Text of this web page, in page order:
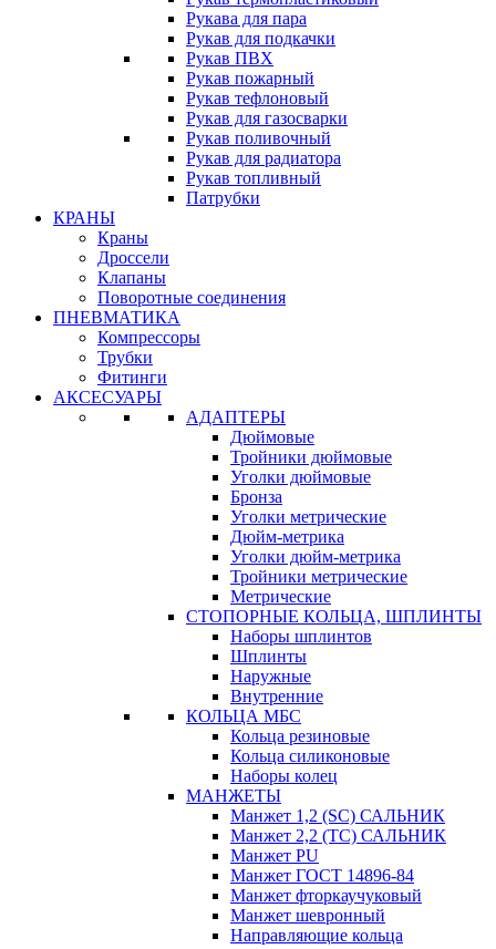
Рукава для пара
Рукав для подкачки
Рукав ПВХ
Рукав пожарный
Рукав тефлоновый
Рукав для газосварки
Рукав поливочный
Рукав для радиатора
Рукав топливный
Патрубки
КРАНЫ
Краны
Дроссели
Клапаны
Поворотные соединения
ПНЕВМАТИКА
Компрессоры
Трубки
Фитинги
АКСЕСУАРЫ
АДАПТЕРЫ
Дюймовые
Тройники дюймовые
Уголки дюймовые
Бронза
Уголки метрические
Дюйм-метрика
Уголки дюйм-метрика
Тройники метрические
Метрические
СТОПОРНЫЕ КОЛЬЦА, ШПЛИНТЫ
Наборы шплинтов
Шплинты
Наружные
Внутренние
КОЛЬЦА МБС
Кольца резиновые
Кольца силиконовые
Наборы колец
МАНЖЕТЫ
Манжет 1,2 (SC) САЛЬНИК
Манжет 2,2 (ТС) САЛЬНИК
Манжет PU
Манжет ГОСТ 14896-84
Манжет фторкаучуковый
Манжет шевронный
Направляющие кольца